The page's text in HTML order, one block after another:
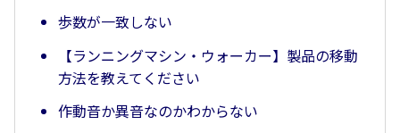
歩数が一致しない
【ランニングマシン・ウォーカー】製品の移動
方法を教えてください
作動音か異音なのかわからない